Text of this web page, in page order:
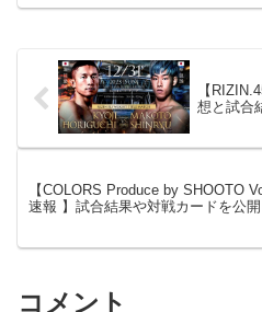
【
想と試合
【COLORS Produce by SHOOTO
速報 】試合結果や対戦カードを公開
コメント